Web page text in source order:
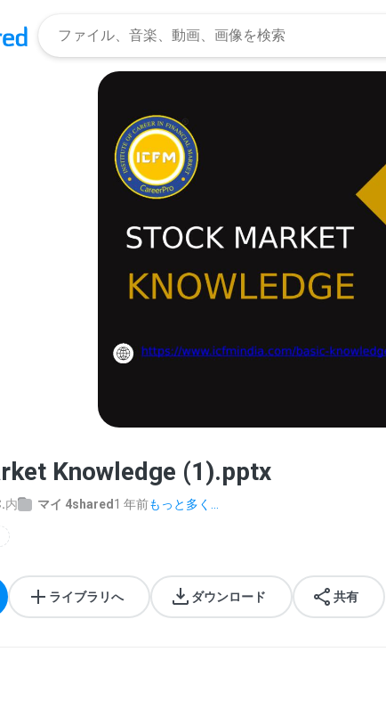
Knowledge (1).pptx
内 マイ 4shared 1 年前もっと多く...
ライブラリへ ダウンロード 共有